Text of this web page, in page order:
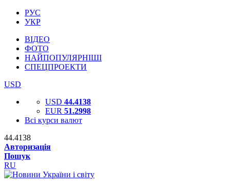
РУС
УКР
ВІДЕО
ФОТО
НАЙПОПУЛЯРНІШІ
СПЕЦПРОЕКТИ
USD
USD 44.4138
EUR 51.2998
Всі курси валют
44.4138
Авторизація
Пошук
RU